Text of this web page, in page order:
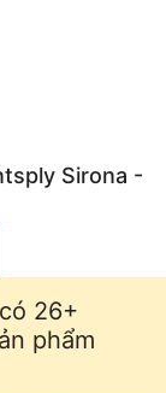
Sirona -
26+
phẩm